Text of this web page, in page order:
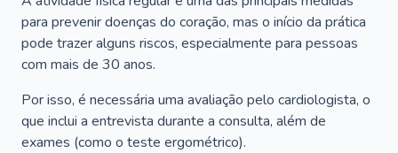
para prevenir doenças do coração, mas o início da prática
pode trazer alguns riscos, especialmente para pessoas
com mais de 30 anos.
Por isso, é necessária uma avaliação pelo cardiologista, o
que inclui a entrevista durante a consulta, além de
exames (como o teste ergométrico).